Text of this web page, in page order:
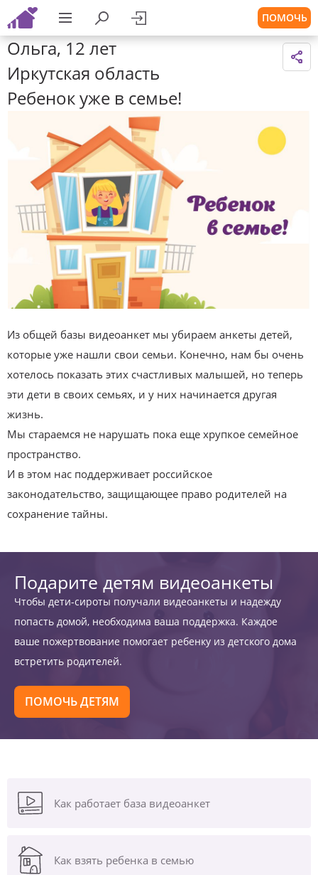
ПОМОЧЬ
Ольга, 12 лет
Иркутская область
Ребенок уже в семье!
Из общей базы видеоанкет мы убираем анкеты детей,
которые уже нашли свои семьи. Конечно, нам бы очень
хотелось показать этих счастливых малышей, но теперь
эти дети в своих семьях, и у них начинается другая
жизнь.
Мы стараемся не нарушать пока еще хрупкое семейное
пространство.
И в этом нас поддерживает российское
законодательство, защищающее право родителей на
сохранение тайны.
Подарите детям видеоанкеты
Чтобы дети-сироты получали видеоанкеты и надежду
попасть домой, необходима ваша поддержка. Каждое
ваше пожертвование помогает ребенку из детского дома
встретить родителей.
ПОМОЧЬ ДЕТЯМ
Как работает база видеоанкет
Как взять ребенка в семью